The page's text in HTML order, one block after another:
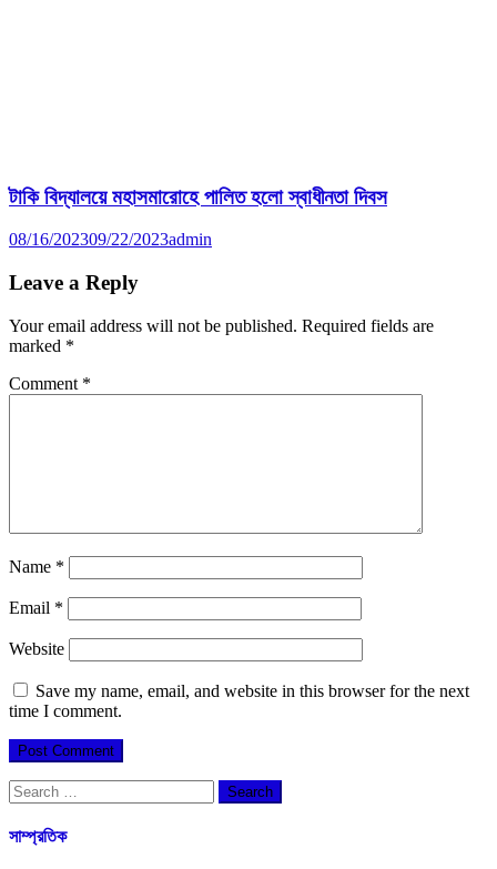
টাকি বিদ্যালয়ে মহাসমারোহে পালিত হলো স্বাধীনতা দিবস
08/16/202309/22/2023admin
Leave a Reply
Your email address will not be published. Required fields are
marked *
Comment *
Name *
Email *
Website
Save my name, email, and website in this browser for the next
time I comment.
Search
for:
সাম্প্রতিক